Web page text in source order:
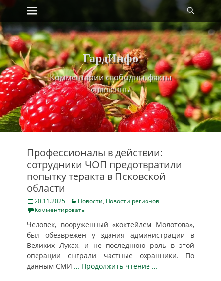
Skip
content
Primary Menu
ГардИнфо
Комментарии свободны, факты
священны
Профессионалы в действии:
сотрудники ЧОП предотвратили
попытку теракта в Псковской
области
Posted
on
20.11.2025 Categories
Новости, Новости регионов
Комментировать
Человек, вооруженный «коктейлем Молотова»,
был обезврежен у здания администрации в
Великих Луках, и не последнюю роль в этой
операции сыграли частные охранники. По
данным СМИ … Продолжить чтение …